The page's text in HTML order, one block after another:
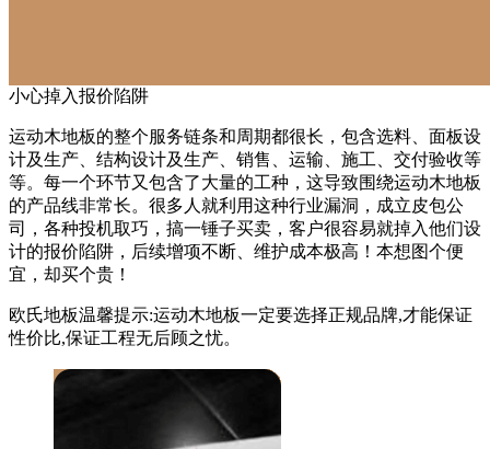
小心掉入报价陷阱
运动木地板的整个服务链条和周期都很长，包含选料、面板设
计及生产、结构设计及生产、销售、运输、施工、交付验收等
等。每一个环节又包含了大量的工种，这导致围绕运动木地板
的产品线非常长。很多人就利用这种行业漏洞，成立皮包公
司，各种投机取巧，搞一锤子买卖，客户很容易就掉入他们设
计的报价陷阱，后续增项不断、维护成本极高！本想图个便
宜，却买个贵！
欧氏地板温馨提示:运动木地板一定要选择正规品牌,才能保证
性价比,保证工程无后顾之忧。